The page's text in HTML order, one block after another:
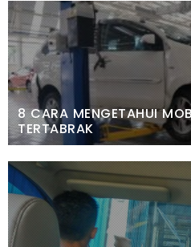
8 CARA MENGETAHUI
TERTABRAK